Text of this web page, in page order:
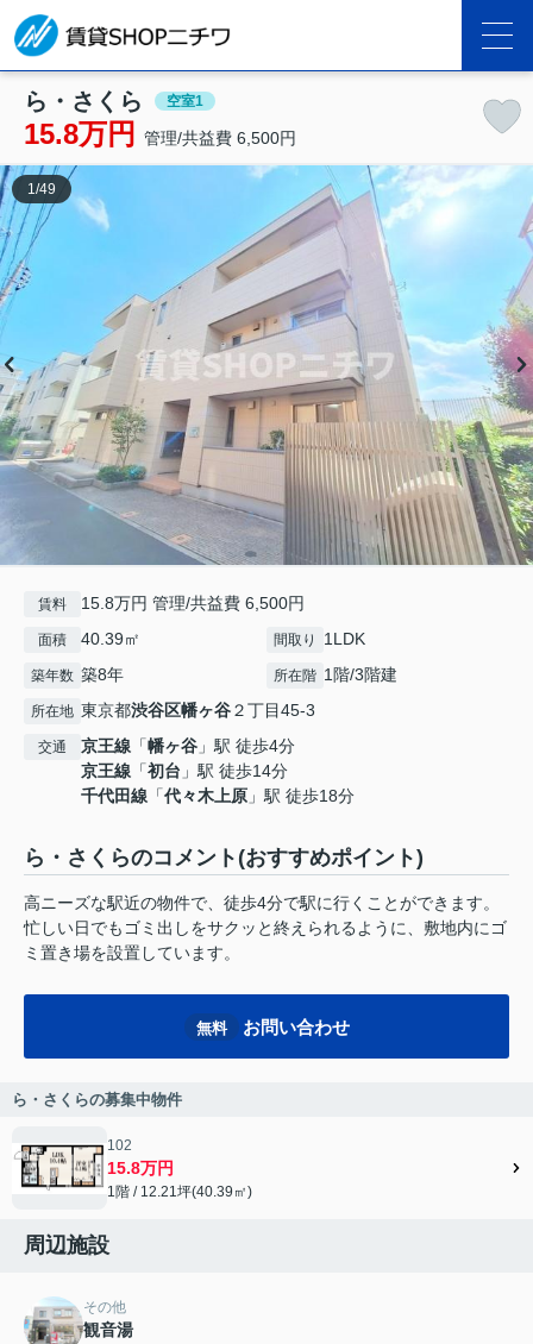
ら・さくら 空室1
15.8万円 管理/共益費 6,500円
1 /49
賃料 15.8万円 管理/共益費 6,500円
面積 40.39㎡ 間取り 1LDK
築年数 築8年 所在階 1階/3階建
所在地 東京都渋谷区幡ヶ谷２丁目45-3
交通 京王線 「幡ヶ谷 」駅 徒歩4分
京王線 「初台 」駅 徒歩14分
千代田線 「代々木上原 」駅 徒歩18分
ら・さくらのコメント(おすすめポイント)
高ニーズな駅近の物件で、徒歩4分で駅に行くことができます。
忙しい日でもゴミ出しをサクッと終えられるように、敷地内にゴ
ミ置き場を設置しています。
無料 お問い合わせ
ら・さくらの募集中物件
102
15.8万円
1階 / 12.21坪(40.39㎡)
周辺施設
その他
観音湯